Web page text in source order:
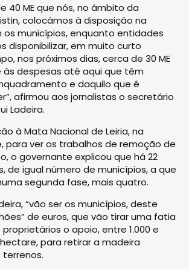
40 ME que nós, no âmbito da
colocámos à disposição na
municípios, enquanto entidades
disponibilizar, em muito curto
nos próximos dias, cerca de 30 ME
despesas até aqui que têm
e daquilo que é
afirmou aos jornalistas o secretário
Ladeira.
à Mata Nacional de Leiria, na
para ver os trabalhos de remoção de
o governante explicou que há 22
de igual número de municípios, a que
segunda fase, mais quatro.
“vão ser os municípios, deste
de euros, que vão tirar uma fatia
o apoio, entre 1.000 e
para retirar a madeira